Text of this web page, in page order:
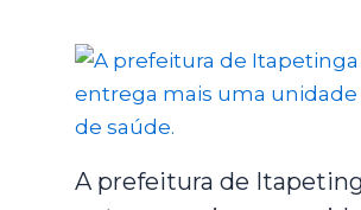
A prefeitura de